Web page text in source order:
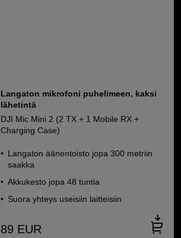
Langaton mikrofoni puhelimeen, kaksi
lähetintä
DJI Mic Mini 2 (2 TX + 1 Mobile RX +
Charging Case)
Langaton äänentoisto jopa 300 metriin
saakka
Akkukesto jopa 48 tuntia
Suora yhteys useisiin laitteisiin
89 EUR